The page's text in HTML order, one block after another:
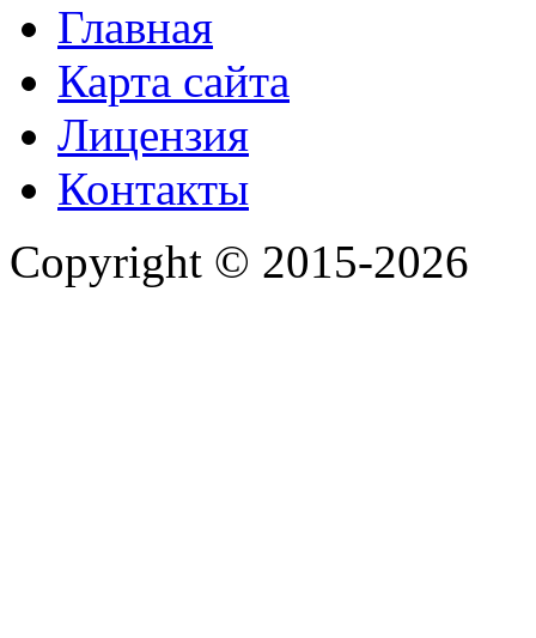
Главная
Карта сайта
Лицензия
Контакты
Copyright © 2015-2026